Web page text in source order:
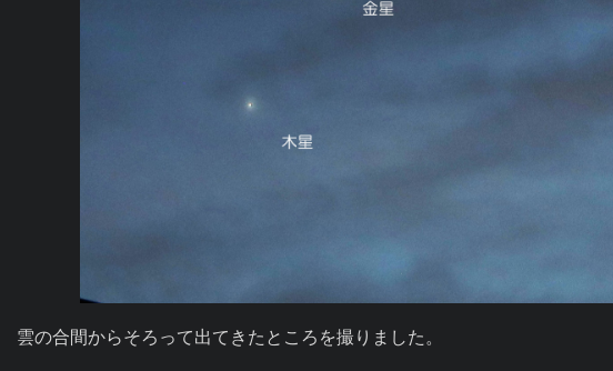
雲の合間からそろって出てきたところを撮りました。